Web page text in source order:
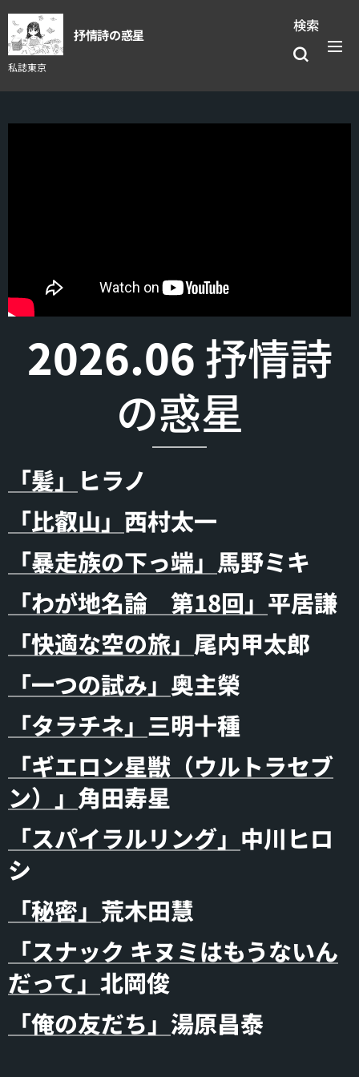
抒情詩の惑星
私誌東京
検索
2026.06抒情詩
の惑星
「髪」 ヒラノ
「比叡山」 西村太一
「暴走族の下っ端」 馬野ミキ
「わが地名論 第18回」 平居謙
「快適な空の旅」 尾内甲太郎
「一つの試み」 奥主榮
「タラチネ」 三明十種
「ギエロン星獣（ウルトラセブ
ン）」 角田寿星
「スパイラルリング」 中川ヒロ
シ
「秘密」 荒木田慧
「スナック キヌミはもうないん
だって」 北岡俊
「俺の友だち」 湯原昌泰